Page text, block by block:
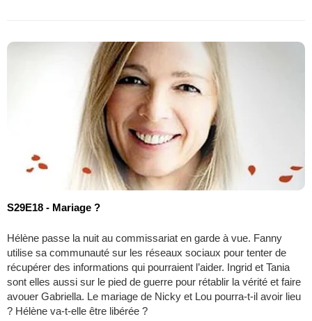
S29E18 - Mariage ?
Hélène passe la nuit au commissariat en garde à vue. Fanny
utilise sa communauté sur les réseaux sociaux pour tenter de
récupérer des informations qui pourraient l’aider. Ingrid et Tania
sont elles aussi sur le pied de guerre pour rétablir la vérité et faire
avouer Gabriella. Le mariage de Nicky et Lou pourra-t-il avoir lieu
? Hélène va-t-elle être libérée ?